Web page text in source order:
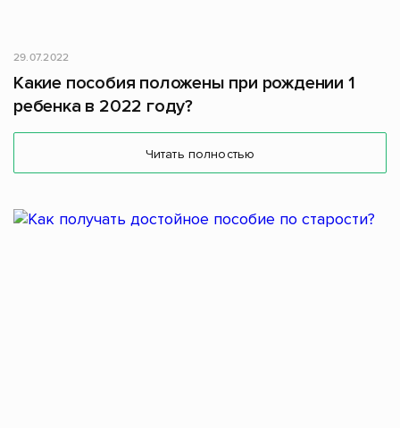
29.07.2022
Какие пособия положены при рождении 1
ребенка в 2022 году?
Читать полностью